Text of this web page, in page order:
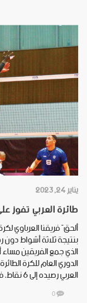
يناير 24, 2023
طائرة العربي تفوز
ألحقَ فريقنا العرباوي
الذي جمع الفريقين مساء
العربي رصيده إلى 6 نقاط، فيما توقف…
0